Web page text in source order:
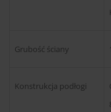
Grubość ściany
Konstrukcja podłogi